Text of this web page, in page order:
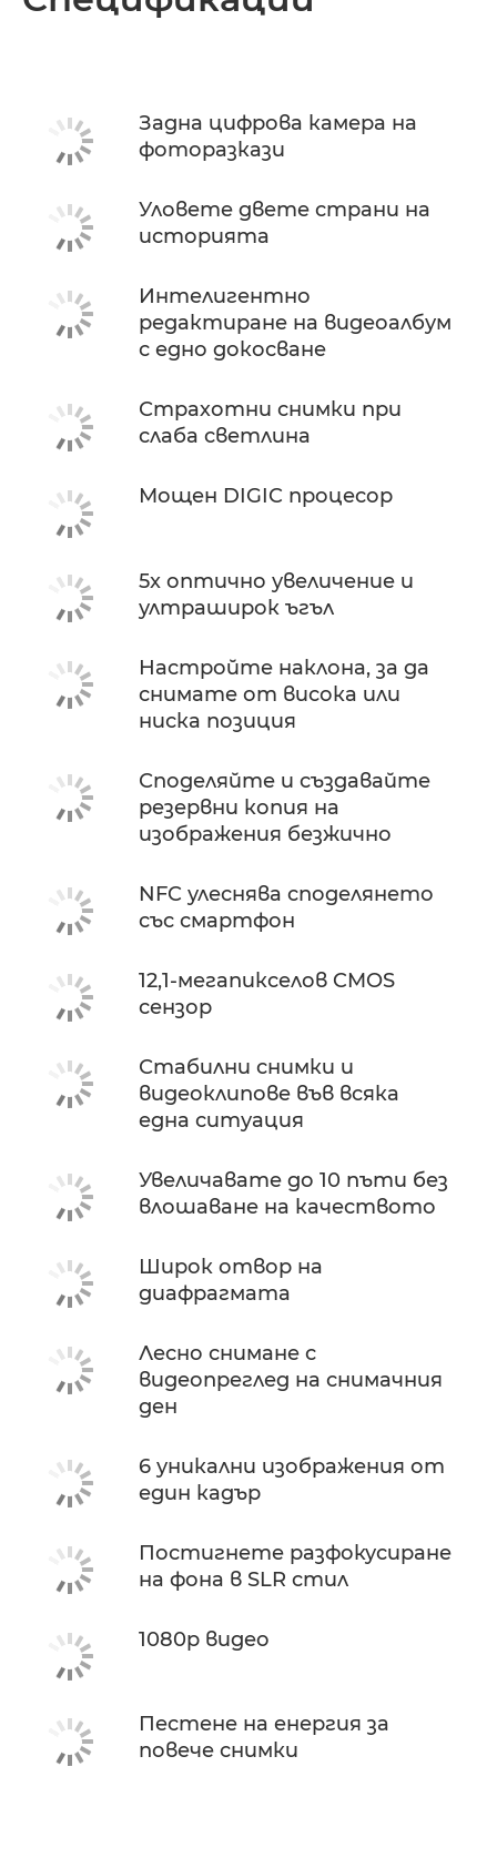
Задна цифрова камера на
фоторазкази
Уловете двете страни на
историята
Интелигентно
редактиране на видеоалбум
с едно докосване
Страхотни снимки при
слаба светлина
Мощен DIGIC процесор
5x оптично увеличение и
ултраширок ъгъл
Настройте наклона, за да
снимате от висока или
ниска позиция
Споделяйте и създавайте
резервни копия на
изображения безжично
NFC улеснява споделянето
със смартфон
12,1-мегапикселов CMOS
сензор
Стабилни снимки и
видеоклипове във всяка
една ситуация
Увеличавате до 10 пъти без
влошаване на качеството
Широк отвор на
диафрагмата
Лесно снимане с
видеопреглед на снимачния
ден
6 уникални изображения от
един кадър
Постигнете разфокусиране
на фона в SLR стил
1080p видео
Пестене на енергия за
повече снимки